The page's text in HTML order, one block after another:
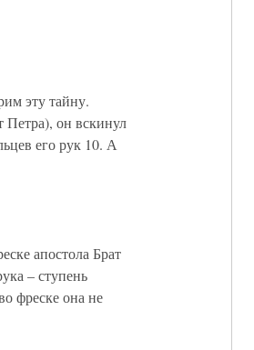
эту тайну.
Петра), он вскинул
его рук 10. А
апостола Брат
– ступень
фреске она не